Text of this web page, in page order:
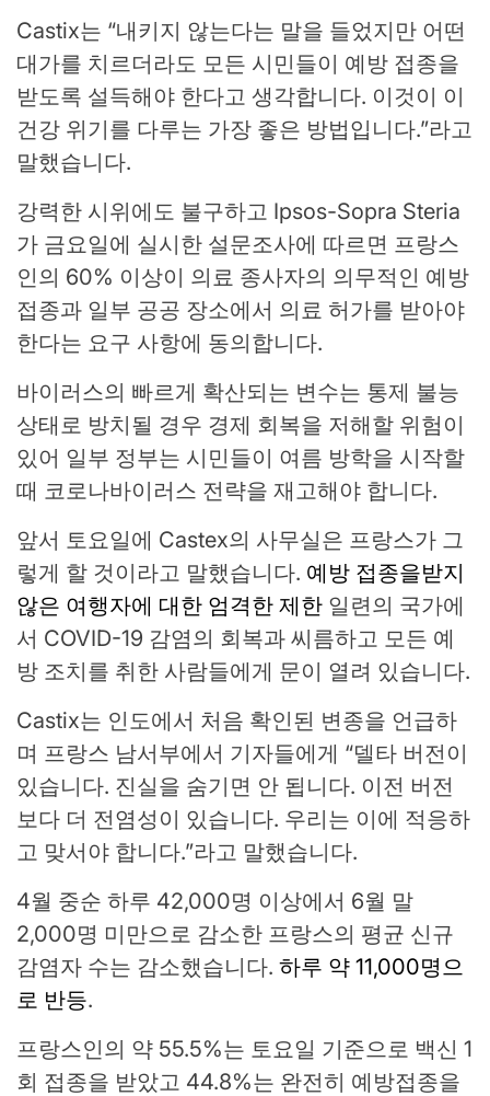
Castix는 “내키지 않는다는 말을 들었지만 어떤
대가를 치르더라도 모든 시민들이 예방 접종을
받도록 설득해야 한다고 생각합니다. 이것이 이
건강 위기를 다루는 가장 좋은 방법입니다.”라고
말했습니다.
강력한 시위에도 불구하고 Ipsos-Sopra Steria
가 금요일에 실시한 설문조사에 따르면 프랑스
인의 60% 이상이 의료 종사자의 의무적인 예방
접종과 일부 공공 장소에서 의료 허가를 받아야
한다는 요구 사항에 동의합니다.
바이러스의 빠르게 확산되는 변수는 통제 불능
상태로 방치될 경우 경제 회복을 저해할 위험이
있어 일부 정부는 시민들이 여름 방학을 시작할
때 코로나바이러스 전략을 재고해야 합니다.
앞서 토요일에 Castex의 사무실은 프랑스가 그
렇게 할 것이라고 말했습니다. 예방 접종을받지
않은 여행자에 대한 엄격한 제한 일련의 국가에
서 COVID-19 감염의 회복과 씨름하고 모든 예
방 조치를 취한 사람들에게 문이 열려 있습니다.
Castix는 인도에서 처음 확인된 변종을 언급하
며 프랑스 남서부에서 기자들에게 “델타 버전이
있습니다. 진실을 숨기면 안 됩니다. 이전 버전
보다 더 전염성이 있습니다. 우리는 이에 적응하
고 맞서야 합니다.”라고 말했습니다.
4월 중순 하루 42,000명 이상에서 6월 말
2,000명 미만으로 감소한 프랑스의 평균 신규
감염자 수는 감소했습니다. 하루 약 11,000명으
로 반등.
프랑스인의 약 55.5%는 토요일 기준으로 백신 1
회 접종을 받았고 44.8%는 완전히 예방접종을